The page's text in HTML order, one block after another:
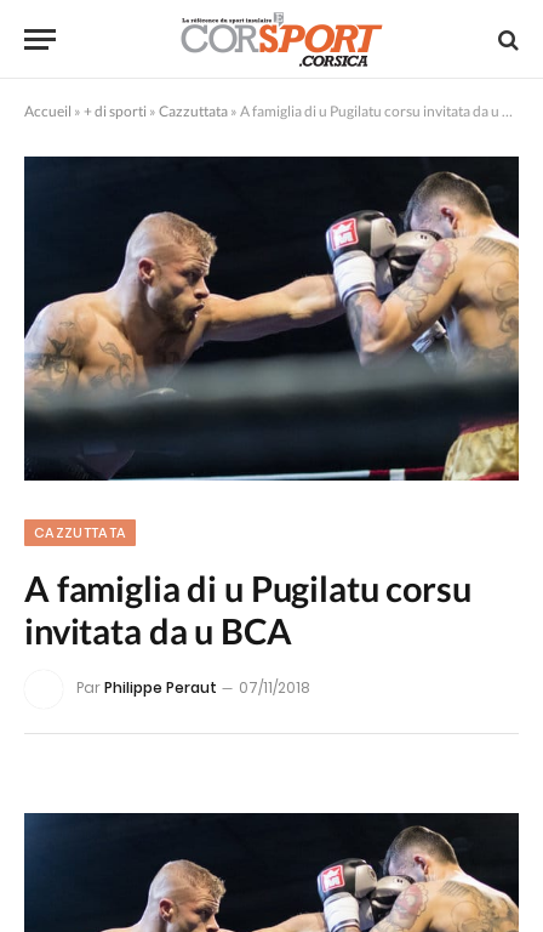
Accueil » + di sporti » Cazzuttata » A famiglia di u Pugilatu corsu invitata da u BCA
CAZZUTTATA
A famiglia di u Pugilatu corsu
invitata da u BCA
ParPhilippe Peraut 07/11/2018